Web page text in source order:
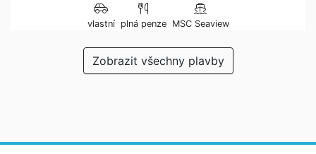
vlastní plná penze MSC Seaview
Zobrazit všechny plavby